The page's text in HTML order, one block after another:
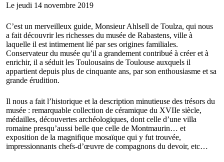
Le jeudi 14 novembre 2019
C’est un merveilleux guide, Monsieur Ahlsell de Toulza, qui nous
a fait découvrir les richesses du musée de Rabastens, ville à
laquelle il est intimement lié par ses origines familiales.
Conservateur du musée qu’il a grandement contribué à créer et à
enrichir, il a séduit les Toulousains de Toulouse auxquels il
appartient depuis plus de cinquante ans, par son enthousiasme et sa
grande érudition.
Il nous a fait l’historique et la description minutieuse des trésors du
musée : remarquable collection de céramique du XVIIe siècle,
médailles, découvertes archéologiques, dont celle d’une villa
romaine presqu’aussi belle que celle de Montmaurin… et
exposition de la magnifique mosaïque qui y fut trouvée,
impressionnants chefs-d’œuvre de compagnons du devoir, etc…